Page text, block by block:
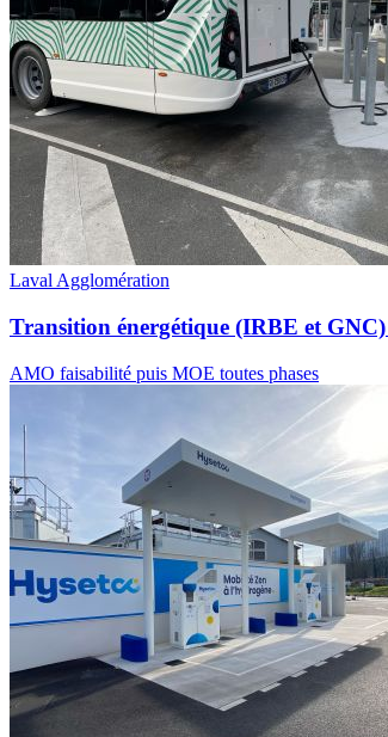
Laval Agglomération
Transition énergétique (IRBE et
AMO faisabilité puis MOE toutes phases